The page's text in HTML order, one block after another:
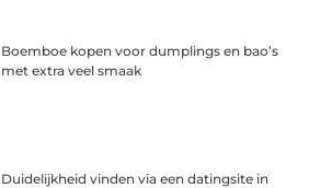
Boemboe kopen voor dumplings en bao’s
met extra veel smaak
Duidelijkheid vinden via een datingsite in